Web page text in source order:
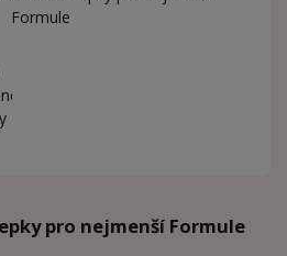
pro nejmenší Formule